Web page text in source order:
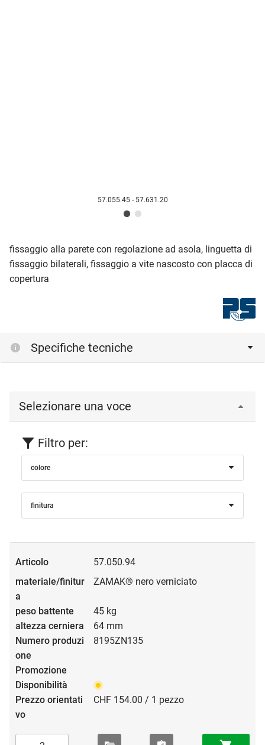
57.055.45 - 57.631.20
fissaggio alla parete con regolazione ad asola, linguetta di
fissaggio bilaterali, fissaggio a vite nascosto con placca di
copertura
Specifiche tecniche
Selezionare una voce
Filtro per:
colore
finitura
57.050.94
ZAMAK® nero verniciato
45 kg
64 mm
8195ZN135
CHF 154.00 / 1 pezzo